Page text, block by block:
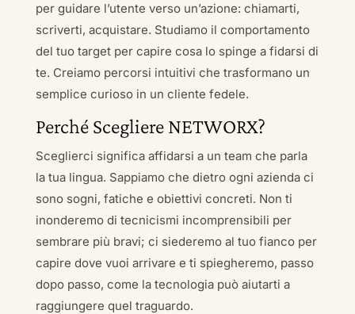
per guidare l’utente verso un’azione: chiamarti,
scriverti, acquistare. Studiamo il comportamento
del tuo target per capire cosa lo spinge a fidarsi di
te. Creiamo percorsi intuitivi che trasformano un
semplice curioso in un cliente fedele.
Perché Scegliere NETWORX?
Sceglierci significa affidarsi a un team che parla
la tua lingua. Sappiamo che dietro ogni azienda ci
sono sogni, fatiche e obiettivi concreti. Non ti
inonderemo di tecnicismi incomprensibili per
sembrare più bravi; ci siederemo al tuo fianco per
capire dove vuoi arrivare e ti spiegheremo, passo
dopo passo, come la tecnologia può aiutarti a
raggiungere quel traguardo.